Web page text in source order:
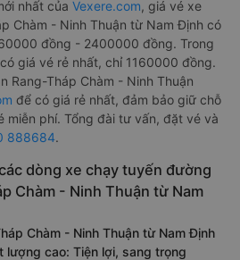
nhất của Vexere.com, giá vé xe
Chàm - Ninh Thuận từ Nam Định có
đồng - 2400000 đồng. Trong
giá vé rẻ nhất, chỉ 1160000 đồng.
Rang-Tháp Chàm - Ninh Thuận
để có giá rẻ nhất, đảm bảo giữ chỗ
miễn phí. Tổng đài tư vấn, đặt vé và
888684.
dòng xe chạy tuyến đường
Chàm - Ninh Thuận từ Nam
Chàm - Ninh Thuận từ Nam Định
lượng cao: Tiện lợi, sang trọng